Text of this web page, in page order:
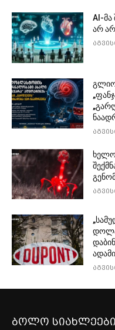
AI-მა
არ
ბოლო სიახლეები